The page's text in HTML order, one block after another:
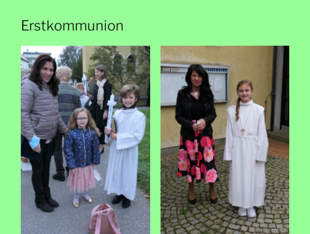
Erstkommunion